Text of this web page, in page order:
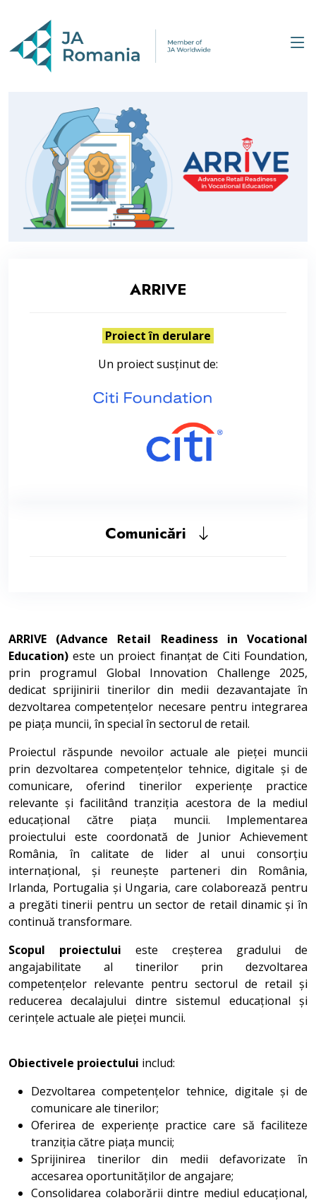
ARRIVE
Proiect în derulare
Un proiect susținut de:
Comunicări
ARRIVE (Advance Retail Readiness in Vocational
Education) este un proiect finanțat de Citi Foundation,
prin programul Global Innovation Challenge 2025,
dedicat sprijinirii tinerilor din medii dezavantajate în
dezvoltarea competențelor necesare pentru integrarea
pe piața muncii, în special în sectorul de retail.
Proiectul răspunde nevoilor actuale ale pieței muncii
prin dezvoltarea competențelor tehnice, digitale și de
comunicare, oferind tinerilor experiențe practice
relevante și facilitând tranziția acestora de la mediul
educațional către piața muncii. Implementarea
proiectului este coordonată de Junior Achievement
România, în calitate de lider al unui consorțiu
internațional, și reunește parteneri din România,
Irlanda, Portugalia și Ungaria, care colaborează pentru
a pregăti tinerii pentru un sector de retail dinamic și în
continuă transformare.
Scopul proiectului este creșterea gradului de
angajabilitate al tinerilor prin dezvoltarea
competențelor relevante pentru sectorul de retail și
reducerea decalajului dintre sistemul educațional și
cerințele actuale ale pieței muncii.
Obiectivele proiectului includ:
Dezvoltarea competențelor tehnice, digitale și de
comunicare ale tinerilor;
Oferirea de experiențe practice care să faciliteze
tranziția către piața muncii;
Sprijinirea tinerilor din medii defavorizate în
accesarea oportunităților de angajare;
Consolidarea colaborării dintre mediul educațional,